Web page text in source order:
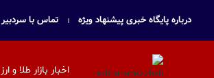
درباره پایگاه خبری پیشنهاد ویژه تماس با سردبیر
اخبار بازار طلا و ارز